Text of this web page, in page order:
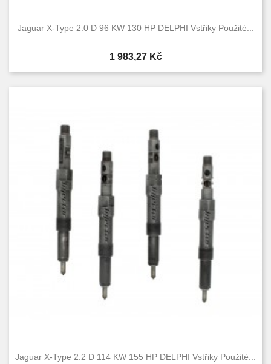
Jaguar X-Type 2.0 D 96 KW 130 HP DELPHI Vstřiky Použité...
Cena
1 983,27 Kč
Jaguar X-Type 2.2 D 114 KW 155 HP DELPHI Vstřiky Použité...